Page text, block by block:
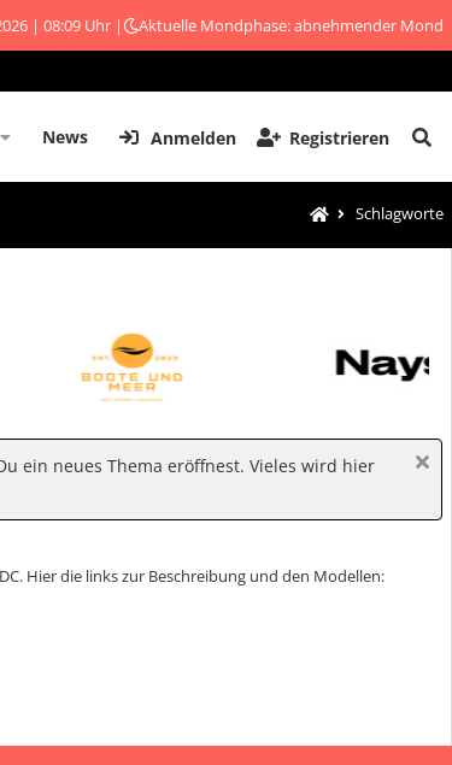
| 08:09 Uhr | Aktuelle Mondphase: abnehmender Mond
News Anmelden Registrieren
Schlagworte
ein neues Thema eröffnest. Vieles wird hier
Hier die links zur Beschreibung und den Modellen: